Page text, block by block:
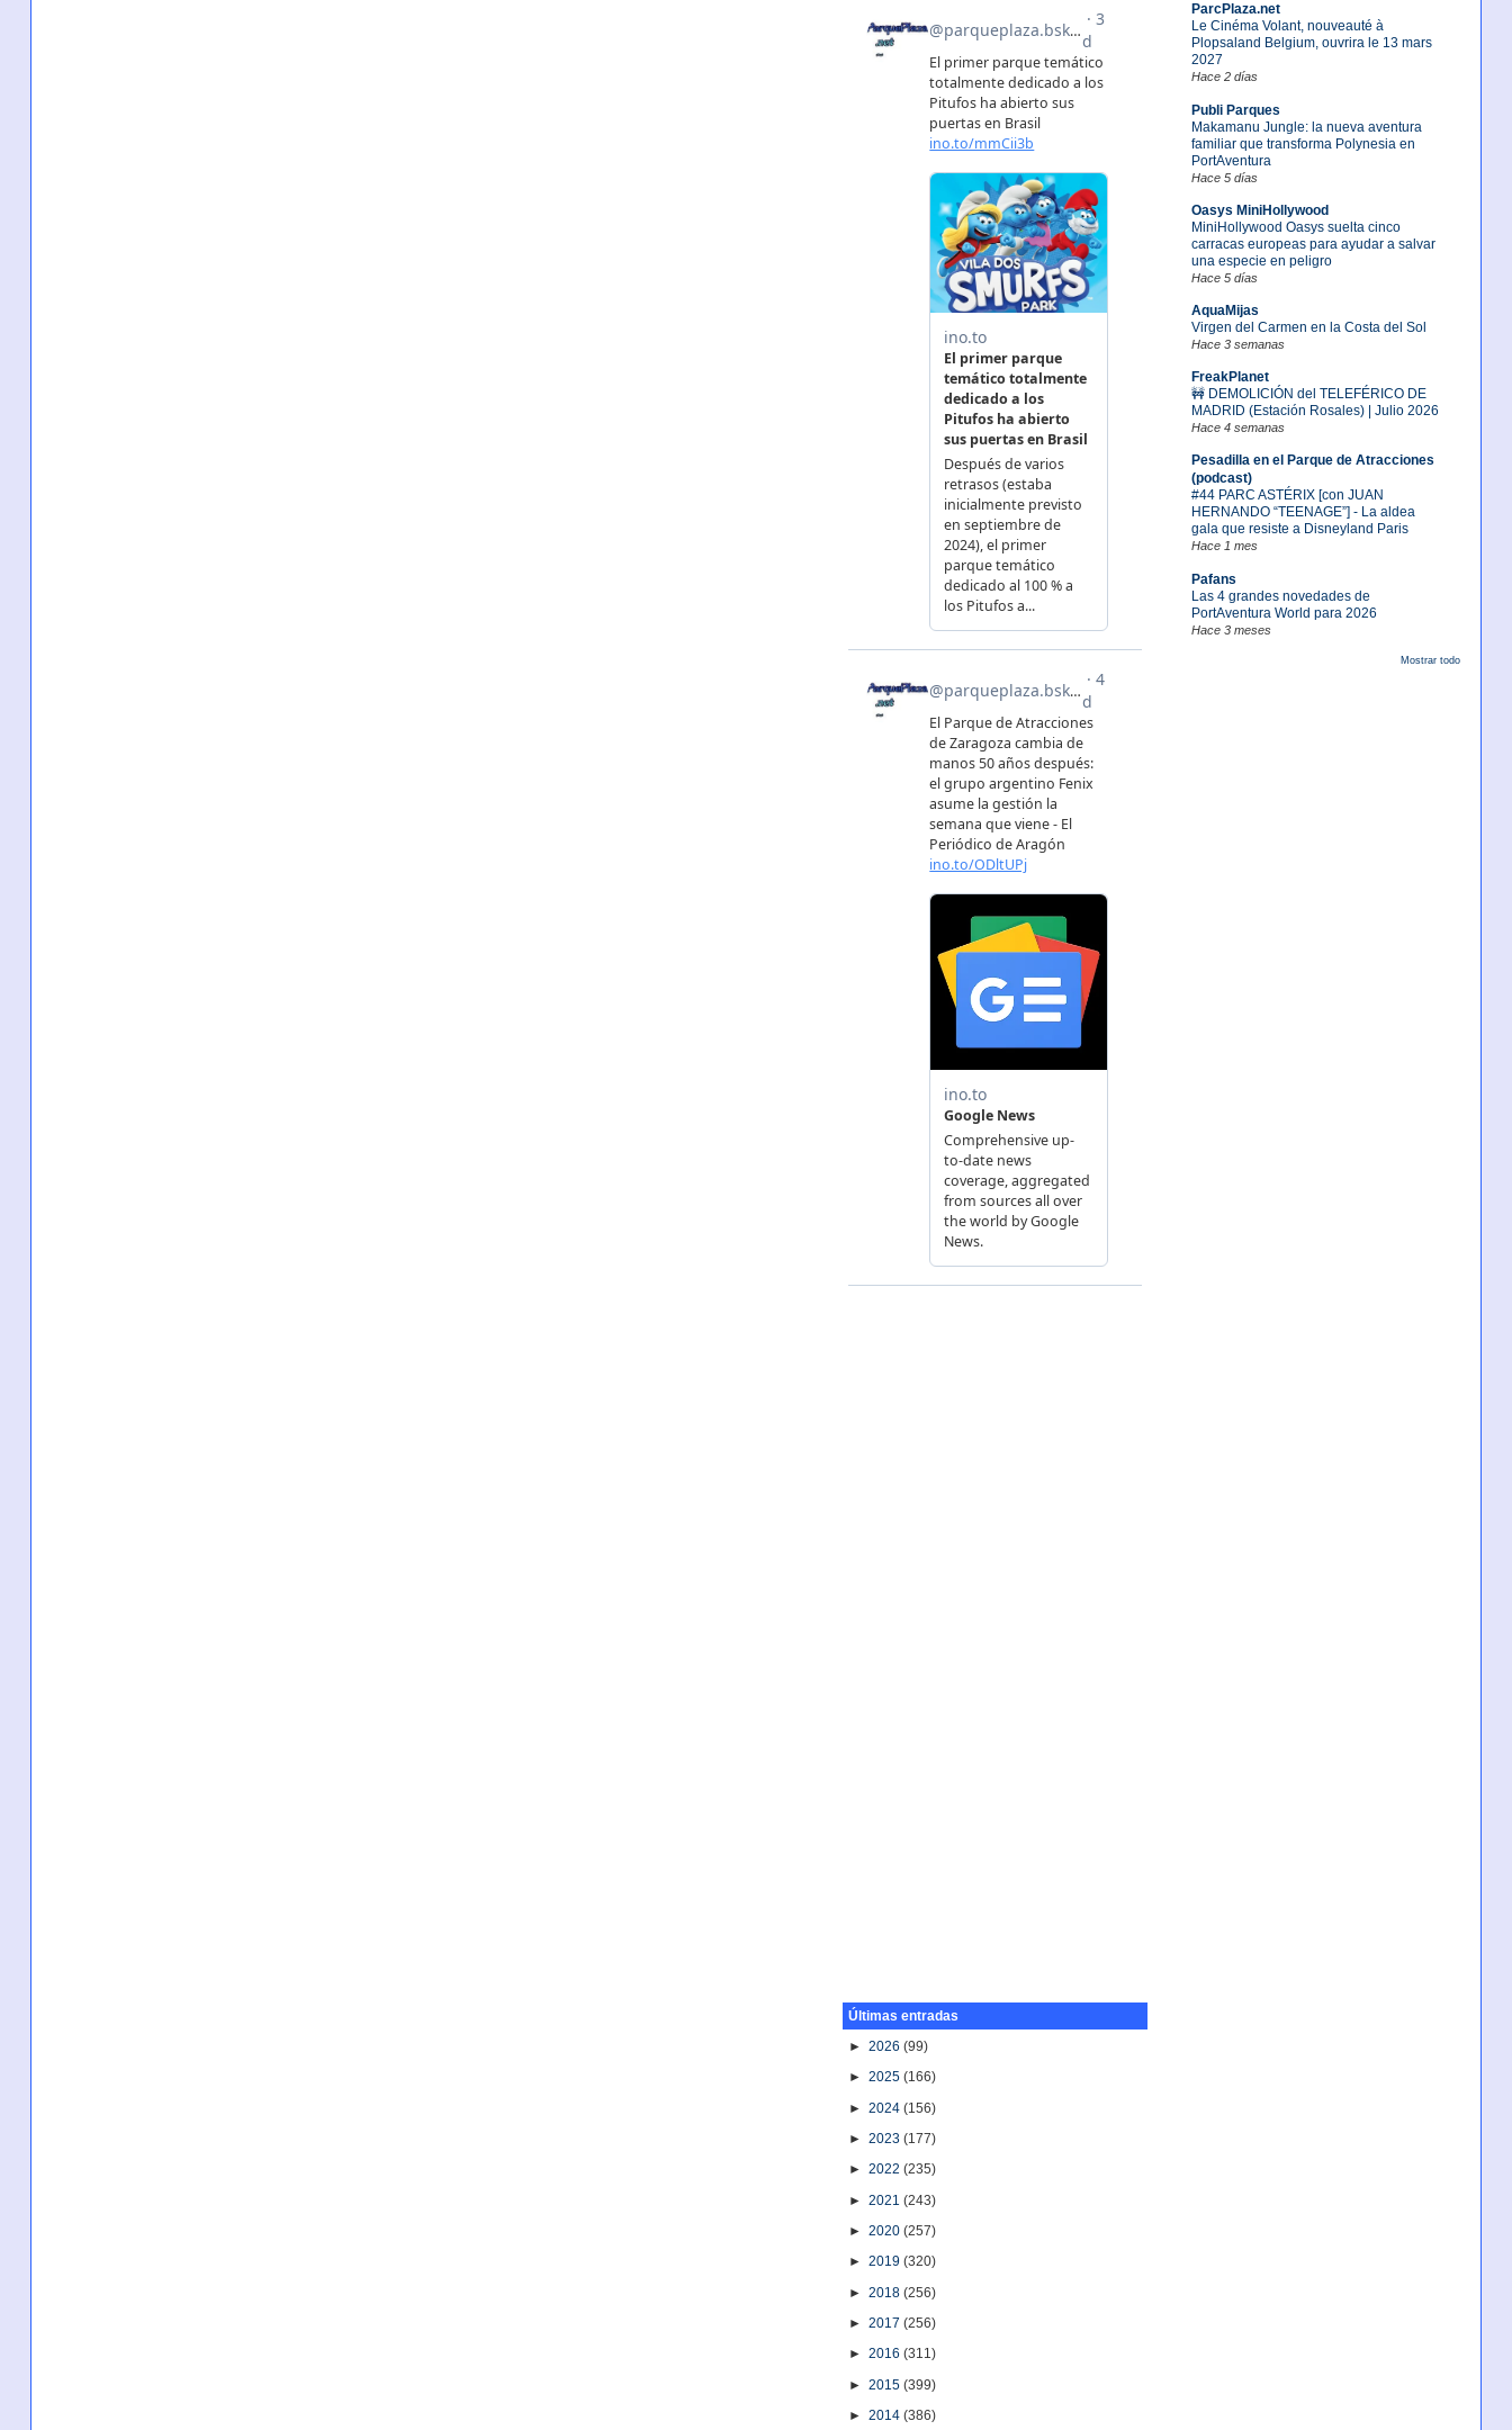
ParcPlaza.net
Le Cinéma Volant, nouveauté à
Plopsaland Belgium, ouvrira le 13 mars
2027
Hace 2 días
Publi Parques
Makamanu Jungle: la nueva aventura
familiar que transforma Polynesia en
PortAventura
Hace 5 días
Oasys MiniHollywood
MiniHollywood Oasys suelta cinco
carracas europeas para ayudar a salvar
una especie en peligro
Hace 5 días
AquaMijas
Virgen del Carmen en la Costa del Sol
Hace 3 semanas
FreakPlanet
🚧 DEMOLICIÓN del TELEFÉRICO DE
MADRID (Estación Rosales) | Julio 2026
Hace 4 semanas
Pesadilla en el Parque de Atracciones
(podcast)
#44 PARC ASTÉRIX [con JUAN
HERNANDO “TEENAGE”] - La aldea
gala que resiste a Disneyland Paris
Hace 1 mes
Pafans
Las 4 grandes novedades de
PortAventura World para 2026
Hace 3 meses
Mostrar todo
Últimas entradas
►2026(99)
►2025(166)
►2024(156)
►2023(177)
►2022(235)
►2021(243)
►2020(257)
►2019(320)
►2018(256)
►2017(256)
►2016(311)
►2015(399)
►2014(386)